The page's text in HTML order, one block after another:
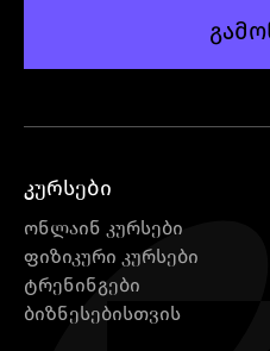
კურსები
ონლაინ კურსები
ფიზიკური კურსები
ტრენინგები
ბიზნესებისთვის